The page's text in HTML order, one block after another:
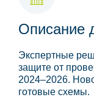
Описание
Экспертные
защите от
2024–2026.
готовые схемы.